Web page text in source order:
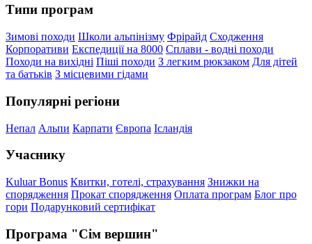
Типи програм
Зимові походи Школи альпінізму Фрірайд Сходження
Корпоративи Експедиції на 8000 Сплави - водні походи
Походи на вихідні Піші походи З легким рюкзаком Для дітей
та батьків З місцевими гідами
Популярні регіони
Непал Альпи Карпати Європа Ісландія
Учаснику
Kuluar Bonus Квитки, готелі, страхування Знижки на
спорядження Прокат спорядження Оплата програм Блог про
гори Подарунковий сертифікат
Програма "Сім вершин"